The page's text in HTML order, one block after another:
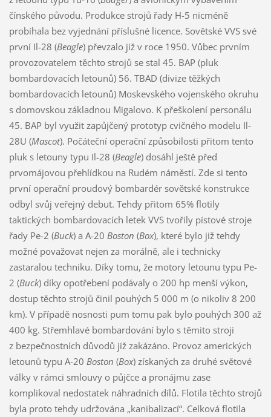
čínského původu. Produkce strojů řady H-5 nicméně
probíhala bez vyjednání příslušné licence. Sovětské VVS své
první Il-28 (Beagle) převzalo již v roce 1950. Vůbec prvním
provozovatelem těchto strojů se stal 45. BAP (pluk
bombardovacích letounů) 56. TBAD (divize těžkých
bombardovacích letounů) Moskevského vojenského okruhu
s domovskou základnou Migalovo. K přeškolení personálu
45. BAP byl využit zapůjčený prototyp cvičného modelu Il-
28U (Mascot). Počáteční operační způsobilosti přitom tento
pluk s letouny typu Il-28 (Beagle) dosáhl ještě před
prvomájovou přehlídkou na Rudém náměstí. Zde si tento
první operační proudový bombardér sovětské konstrukce
odbyl svůj veřejný debut. Tehdy přitom 65% flotily
taktických bombardovacích letek VVS tvořily pístové stroje
řady Pe-2 (Buck) a A-20 Boston (Box), které bylo již tehdy
možné považovat nejen za morálně, ale i technicky
zastaralou techniku. Díky tomu, že motory letounu typu Pe-
2 (Buck) díky opotřebení podávaly o 200 hp menší výkon,
dostup těchto strojů činil pouhých 5 000 m (o nikoliv 8 200
km). V případě nosnosti pum tomu pak bylo pouhých 300 až
400 kg. Střemhlavé bombardování bylo s těmito stroji
z bezpečnostních důvodů již zakázáno. Provoz amerických
letounů typu A-20 Boston (Box) získaných za druhé světové
války v rámci smlouvy o půjčce a pronájmu zase
komplikoval nedostatek náhradních dílů. Flotila těchto strojů
byla proto tehdy udržována „kanibalizací“. Celková flotila